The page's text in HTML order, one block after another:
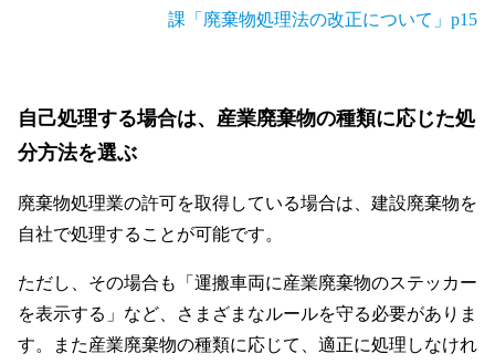
課「廃棄物処理法の改正について」p15
自己処理する場合は、産業廃棄物の種類に応じた処
分方法を選ぶ
廃棄物処理業の許可を取得している場合は、建設廃棄物を
自社で処理することが可能です。
ただし、その場合も「運搬車両に産業廃棄物のステッカー
を表示する」など、さまざまなルールを守る必要がありま
す。また産業廃棄物の種類に応じて、適正に処理しなけれ